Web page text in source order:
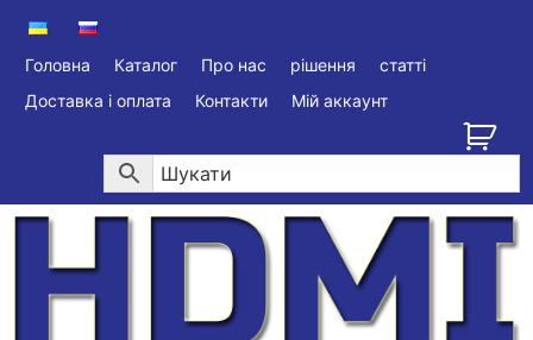
Головна Каталог Про нас рішення
статті
Доставка і оплата
Контакти Мій аккаунт